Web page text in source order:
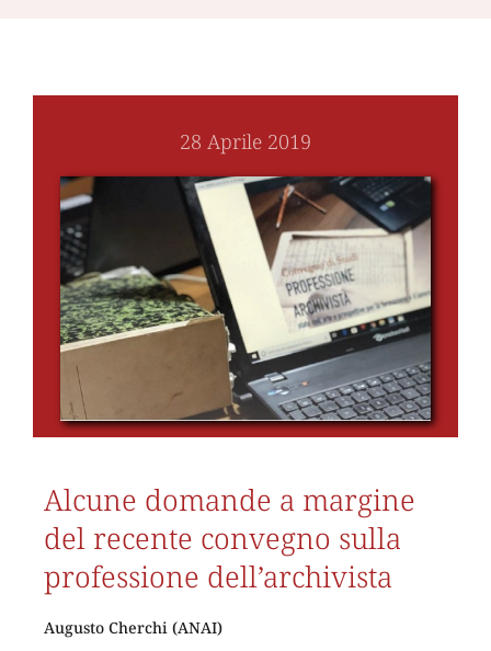
28 Aprile 2019
Alcune domande a margine
del recente convegno sulla
professione dell’archivista
Augusto Cherchi (ANAI)